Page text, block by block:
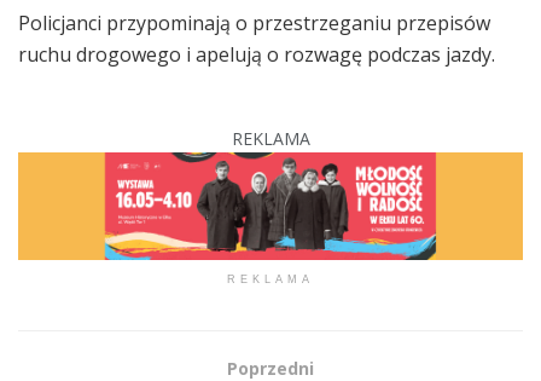
Policjanci przypominają o przestrzeganiu przepisów
ruchu drogowego i apelują o rozwagę podczas jazdy.
REKLAMA
REKLAMA
Poprzedni